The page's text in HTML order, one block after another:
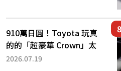
100 公里！」「免驗車真的
太棒了！...
910萬日圓！Toyota 玩真
的的「超豪華 Crown」太
厲害了！採用由「匠人技
2026.07.19